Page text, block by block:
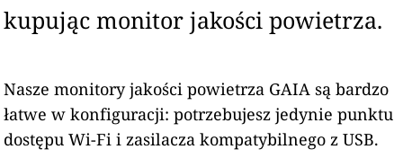
kupując monitor jakości powietrza.
Nasze monitory jakości powietrza GAIA są bardzo
łatwe w konfiguracji: potrzebujesz jedynie punktu
dostępu Wi-Fi i zasilacza kompatybilnego z USB.